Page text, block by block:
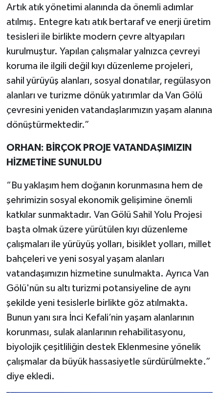
Artık atık yönetimi alanında da önemli adımlar
atılmış. Entegre katı atık bertaraf ve enerji üretim
tesisleri ile birlikte modern çevre altyapıları
kurulmuştur. Yapılan çalışmalar yalnızca çevreyi
koruma ile ilgili değil kıyı düzenleme projeleri,
sahil yürüyüş alanları, sosyal donatılar, regülasyon
alanları ve turizme dönük yatırımlar da Van Gölü
çevresini yeniden vatandaşlarımızın yaşam alanına
dönüştürmektedir.”
ORHAN: BİRÇOK PROJE VATANDAŞIMIZIN
HİZMETİNE SUNULDU
“Bu yaklaşım hem doğanın korunmasına hem de
şehrimizin sosyal ekonomik gelişimine önemli
katkılar sunmaktadır. Van Gölü Sahil Yolu Projesi
başta olmak üzere yürütülen kıyı düzenleme
çalışmaları ile yürüyüş yolları, bisiklet yolları, millet
bahçeleri ve yeni sosyal yaşam alanları
vatandaşımızın hizmetine sunulmakta. Ayrıca Van
Gölü'nün su altı turizmi potansiyeline de aynı
şekilde yeni tesislerle birlikte göz atılmakta.
Bunun yanı sıra İnci Kefali’nin yaşam alanlarının
korunması, sulak alanlarının rehabilitasyonu,
biyolojik çeşitliliğin destek Eklenmesine yönelik
çalışmalar da büyük hassasiyetle sürdürülmekte.”
diye ekledi.